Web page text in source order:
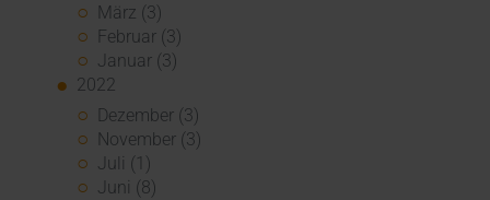
März (3)
Februar (3)
Januar (3)
2022
Dezember (3)
November (3)
Juli (1)
Juni (8)